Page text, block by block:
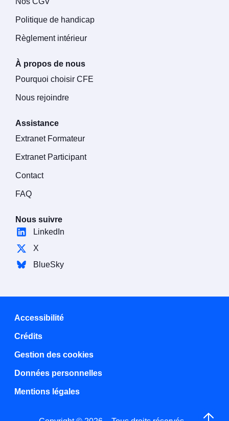
Politique de handicap
Règlement intérieur
À propos de nous
Pourquoi choisir CFE
Nous rejoindre
Assistance
Extranet Formateur
Extranet Participant
Contact
FAQ
Nous suivre
LinkedIn
X
BlueSky
Accessibilité
Crédits
Gestion des cookies
Données personnelles
Mentions légales